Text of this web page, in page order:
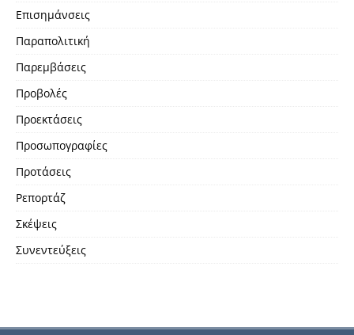
Επισημάνσεις
Παραπολιτική
Παρεμβάσεις
Προβολές
Προεκτάσεις
Προσωπογραφίες
Προτάσεις
Ρεπορτάζ
Σκέψεις
Συνεντεύξεις